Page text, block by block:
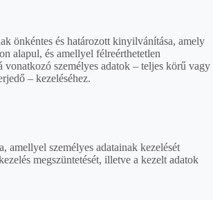
önkéntes és határozott kinyilvánítása, amely
alapul, és amellyel félreérthetetlen
vonatkozó személyes adatok – teljes körű vagy
– kezeléséhez.
amellyel személyes adatainak kezelését
megszüntetését, illetve a kezelt adatok